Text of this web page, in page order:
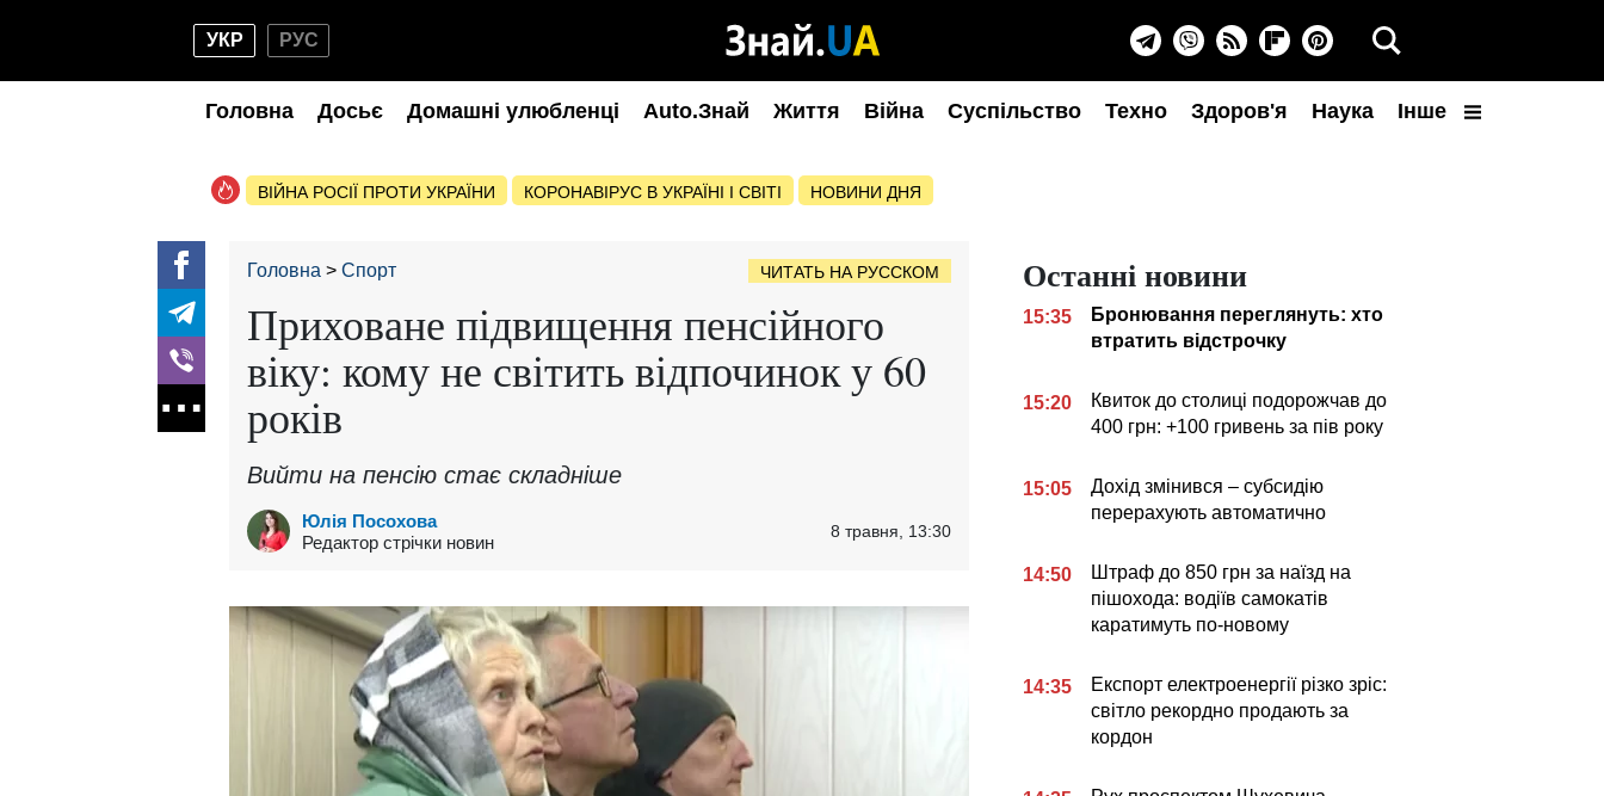
УКР РУС
Головна Досьє Домашні улюбленці Auto.Знай Життя Війна Суспільство Техно Здоров'я Наука Інше
ВІЙНА РОСІЇ ПРОТИ УКРАЇНИ КОРОНАВІРУС В УКРАЇНІ І СВІТІ НОВИНИ ДНЯ
Головна Спорт ЧИТАТЬ НА РУССКОМ
Приховане підвищення пенсійного
віку: кому не світить відпочинок у 60
років
Вийти на пенсію стає складніше
Юлія Посохова
Редактор стрічки новин
8 травня, 13:30
Останні новини
15:35
Бронювання переглянуть: хто
втратить відстрочку
15:20
Квиток до столиці подорожчав до
400 грн: +100 гривень за пів року
15:05
Дохід змінився – субсидію
перерахують автоматично
14:50
Штраф до 850 грн за наїзд на
пішохода: водіїв самокатів
каратимуть по-новому
14:35
Експорт електроенергії різко зріс:
світло рекордно продають за
кордон